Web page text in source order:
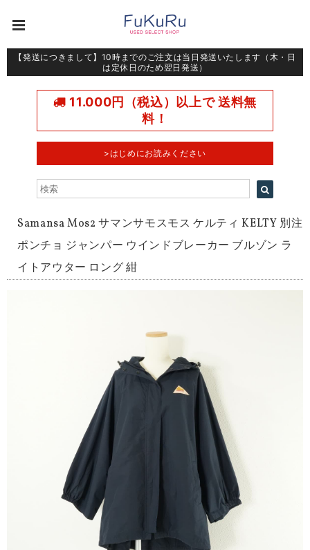
【発送につきまして】10時までのご注文は当日発送いたします（木・日
は定休日のため翌日発送）
11.000円（税込）以上で 送料無
料！
>はじめにお読みください
Samansa Mos2 サマンサモスモス ケルティ KELTY 別注
ポンチョ ジャンパー ウインドブレーカー ブルゾン ラ
イトアウター ロング 紺